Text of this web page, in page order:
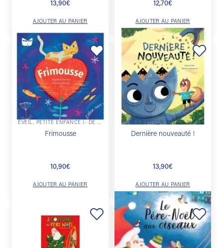
13,90€
AJOUTER AU PANIER
12,70€
AJOUTER AU PANIER
Ajouter
à la
souhaits
ÉVEIL, PETITE ENFANCE (- DE 3 ANS)
Frimousse
10,90€
AJOUTER AU PANIER
Ajouter
à la
liste de
souhaits
LIVRES ILLUSTRÉS (+ DE 3 ANS)
Dernière nouveauté !
13,90€
AJOUTER AU PANIER
Ajouter
à la
liste de